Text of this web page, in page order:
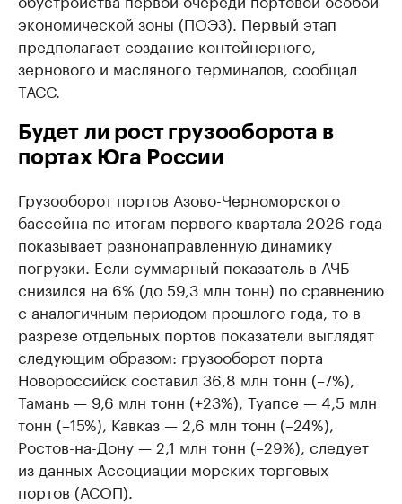
экономической зоны (ПОЭЗ). Первый этап
предполагает создание контейнерного,
зернового и масляного терминалов, сообщал
ТАСС.
Будет ли рост грузооборота в
портах Юга России
Грузооборот портов Азово-Черноморского
бассейна по итогам первого квартала 2026 года
показывает разнонаправленную динамику
погрузки. Если суммарный показатель в АЧБ
снизился на 6% (до 59,3 млн тонн) по сравнению
с аналогичным периодом прошлого года, то в
разрезе отдельных портов показатели выглядят
следующим образом: грузооборот порта
Новороссийск составил 36,8 млн тонн (–7%),
Тамань — 9,6 млн тонн (+23%), Туапсе — 4,5 млн
тонн (–15%), Кавказ — 2,6 млн тонн (–24%),
Ростов-на-Дону — 2,1 млн тонн (–29%), следует
из данных Ассоциации морских торговых
портов (АСОП).